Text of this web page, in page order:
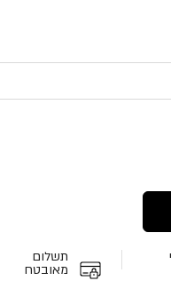
תשלום
מאובטח